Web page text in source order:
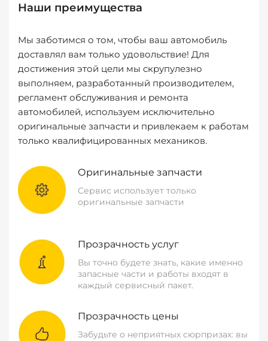
Наши преимущества
Мы заботимся о том, чтобы ваш автомобиль
доставлял вам только удовольствие! Для
достижения этой цели мы скрупулезно
выполняем, разработанный производителем,
регламент обслуживания и ремонта
автомобилей, используем исключительно
оригинальные запчасти и привлекаем к работам
только квалифицированных механиков.
Оригинальные запчасти
Сервис использует только
оригинальные запчасти
Прозрачность услуг
Вы точно будете знать, какие именно
запасные части и работы входят в
каждый сервисный пакет.
Прозрачность цены
Забудьте о неприятных сюрпризах: вы